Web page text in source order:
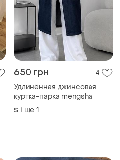
650 грн
Удлинённая джинсовая
куртка-парка mengsha
S і ще 1